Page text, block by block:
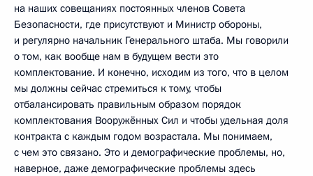
на наших совещаниях постоянных членов Совета
Безопасности, где присутствуют и Министр обороны,
и регулярно начальник Генерального штаба. Мы говорили
о том, как вообще нам в будущем вести это
комплектование. И конечно, исходим из того, что в целом
мы должны сейчас стремиться к тому, чтобы
отбалансировать правильным образом порядок
комплектования Вооружённых Сил и чтобы удельная доля
контракта с каждым годом возрастала. Мы понимаем,
с чем это связано. Это и демографические проблемы, но,
наверное, даже демографические проблемы здесь